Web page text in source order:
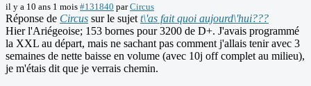
il y a 10 ans 1 mois #131840 parCircus
Réponse de Circus sur le sujet t\'as fait quoi aujourd\'hui???
Hier l'Ariégeoise; 153 bornes pour 3200 de D+. J'avais programmé
la XXL au départ, mais ne sachant pas comment j'allais tenir avec 3
semaines de nette baisse en volume (avec 10j off complet au milieu),
je m'étais dit que je verrais chemin.